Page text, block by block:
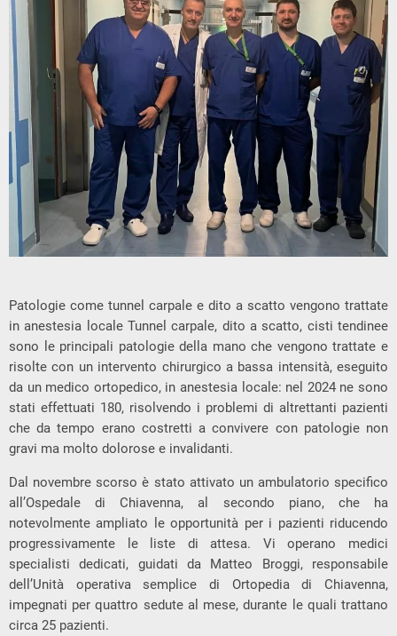
Patologie come tunnel carpale e dito a scatto vengono trattate
in anestesia locale Tunnel carpale, dito a scatto, cisti tendinee
sono le principali patologie della mano che vengono trattate e
risolte con un intervento chirurgico a bassa intensità, eseguito
da un medico ortopedico, in anestesia locale: nel 2024 ne sono
stati effettuati 180, risolvendo i problemi di altrettanti pazienti
che da tempo erano costretti a convivere con patologie non
gravi ma molto dolorose e invalidanti.
Dal novembre scorso è stato attivato un ambulatorio specifico
all’Ospedale di Chiavenna, al secondo piano, che ha
notevolmente ampliato le opportunità per i pazienti riducendo
progressivamente le liste di attesa. Vi operano medici
specialisti dedicati, guidati da Matteo Broggi, responsabile
dell’Unità operativa semplice di Ortopedia di Chiavenna,
impegnati per quattro sedute al mese, durante le quali trattano
circa 25 pazienti.